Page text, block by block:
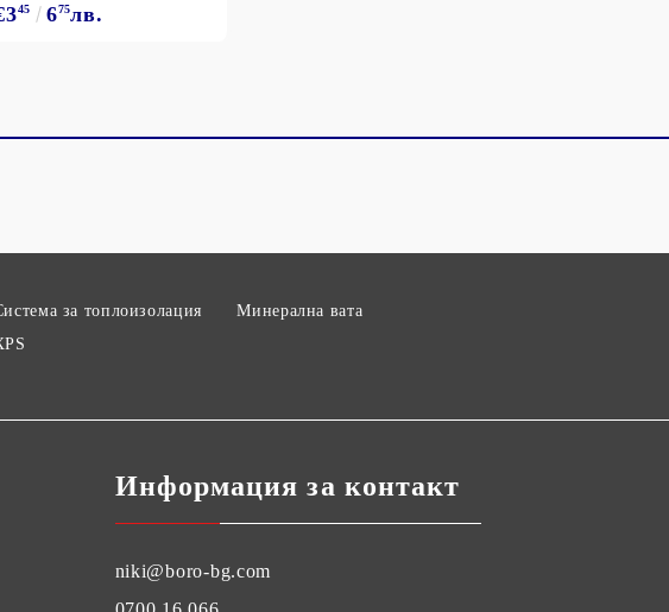
45 675лв.
за топлоизолация
Минерална вата
Информация за контакт
niki@boro-bg.com